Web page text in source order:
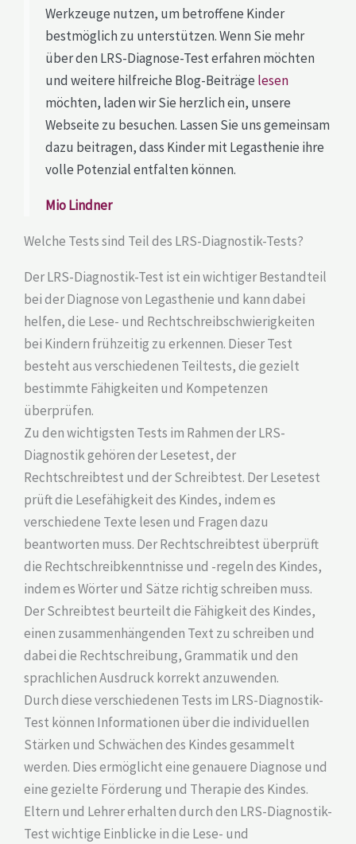
Werkzeuge nutzen, um betroffene Kinder
bestmöglich zu unterstützen. Wenn Sie mehr
über den LRS-Diagnose-Test erfahren möchten
und weitere hilfreiche Blog-Beiträge lesen
möchten, laden wir Sie herzlich ein, unsere
Webseite zu besuchen. Lassen Sie uns gemeinsam
dazu beitragen, dass Kinder mit Legasthenie ihre
volle Potenzial entfalten können.
Mio Lindner
Welche Tests sind Teil des LRS-Diagnostik-Tests?
Der LRS-Diagnostik-Test ist ein wichtiger Bestandteil
bei der Diagnose von Legasthenie und kann dabei
helfen, die Lese- und Rechtschreibschwierigkeiten
bei Kindern frühzeitig zu erkennen. Dieser Test
besteht aus verschiedenen Teiltests, die gezielt
bestimmte Fähigkeiten und Kompetenzen
überprüfen.
Zu den wichtigsten Tests im Rahmen der LRS-
Diagnostik gehören der Lesetest, der
Rechtschreibtest und der Schreibtest. Der Lesetest
prüft die Lesefähigkeit des Kindes, indem es
verschiedene Texte lesen und Fragen dazu
beantworten muss. Der Rechtschreibtest überprüft
die Rechtschreibkenntnisse und -regeln des Kindes,
indem es Wörter und Sätze richtig schreiben muss.
Der Schreibtest beurteilt die Fähigkeit des Kindes,
einen zusammenhängenden Text zu schreiben und
dabei die Rechtschreibung, Grammatik und den
sprachlichen Ausdruck korrekt anzuwenden.
Durch diese verschiedenen Tests im LRS-Diagnostik-
Test können Informationen über die individuellen
Stärken und Schwächen des Kindes gesammelt
werden. Dies ermöglicht eine genauere Diagnose und
eine gezielte Förderung und Therapie des Kindes.
Eltern und Lehrer erhalten durch den LRS-Diagnostik-
Test wichtige Einblicke in die Lese- und